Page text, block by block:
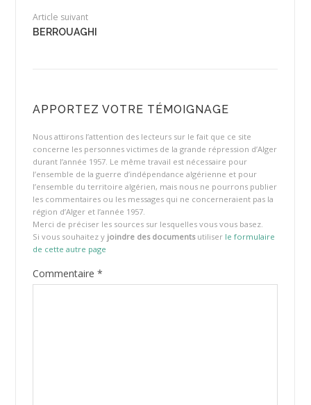
Article suivant
BERROUAGHI
APPORTEZ VOTRE TÉMOIGNAGE
Nous attirons l’attention des lecteurs sur le fait que ce site
concerne les personnes victimes de la grande répression d’Alger
durant l’année 1957. Le même travail est nécessaire pour
l’ensemble de la guerre d’indépendance algérienne et pour
l’ensemble du territoire algérien, mais nous ne pourrons publier
les commentaires ou les messages qui ne concerneraient pas la
région d’Alger et l’année 1957.
Merci de préciser les sources sur lesquelles vous vous basez.
Si vous souhaitez y joindre des documentsutiliser le formulaire
de cette autre page
Commentaire *